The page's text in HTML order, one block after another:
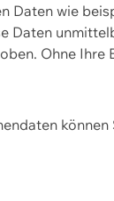
wie
Ohne